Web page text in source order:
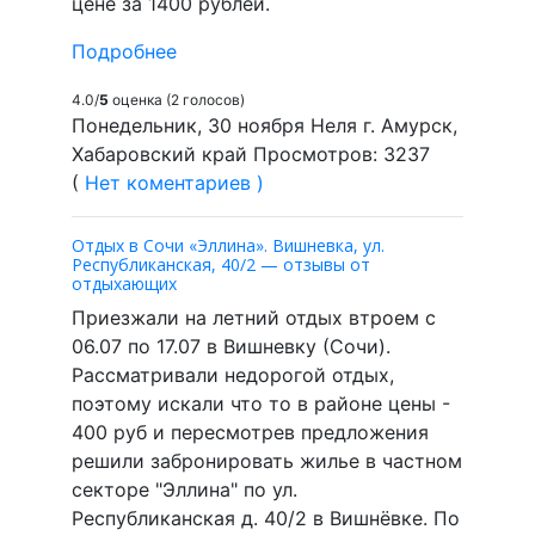
Подробнее
4.0/5 оценка (2 голосов)
Понедельник, 30 ноября Неля г. Амурск,
Хабаровский край Просмотров: 3237
( Нет коментариев )
Отдых в Сочи «Эллина». Вишневка, ул.
Республиканская, 40/2 — отзывы от
отдыхающих
Приезжали на летний отдых втроем с
06.07 по 17.07 в Вишневку (Сочи).
Рассматривали недорогой отдых,
поэтому искали что то в районе цены -
400 руб и пересмотрев предложения
решили забронировать жилье в частном
секторе "Эллина" по ул.
Республиканская д. 40/2 в Вишнёвке. По